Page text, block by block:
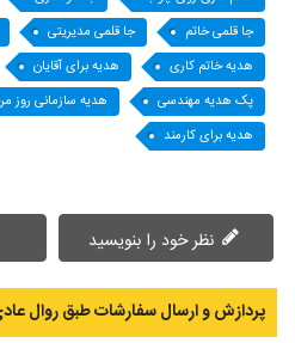
جا قلمی خاتم
جا قلمی مدیریتی
هدیه خاتم کاری
هدیه برای آقایان
پک هدیه مهندسی
هدیه سازمانی روز
هدیه برای کارمند
نظر خود را بنویسید
پردازش و ارسال سفارشات طبق روال